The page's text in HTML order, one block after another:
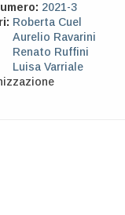
2021-3
Roberta Cuel
Aurelio Ravarini
Renato Ruffini
Luisa Varriale